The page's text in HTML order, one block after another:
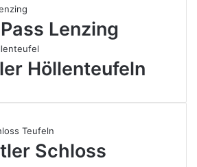
Lenzing
Höllenteufeln
Schloss